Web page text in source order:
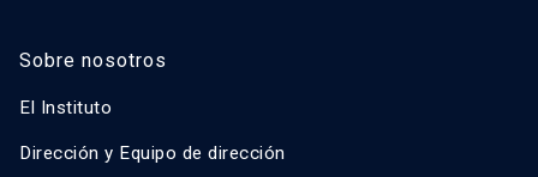
Sobre nosotros
El Instituto
Dirección y Equipo de dirección